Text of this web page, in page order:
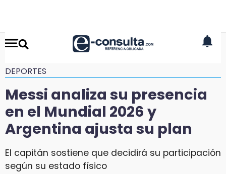
DEPORTES
Messi analiza su presencia
en el Mundial 2026 y
Argentina ajusta su plan
El capitán sostiene que decidirá su participación
según su estado físico